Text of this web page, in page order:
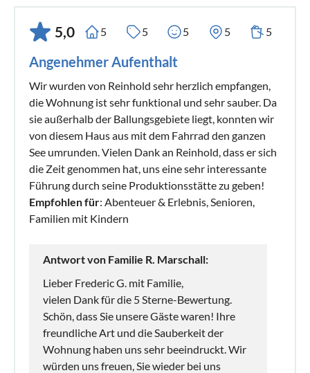
5,0 5 5 5 5 5
Angenehmer Aufenthalt
Wir wurden von Reinhold sehr herzlich empfangen,
die Wohnung ist sehr funktional und sehr sauber. Da
sie außerhalb der Ballungsgebiete liegt, konnten wir
von diesem Haus aus mit dem Fahrrad den ganzen
See umrunden. Vielen Dank an Reinhold, dass er sich
die Zeit genommen hat, uns eine sehr interessante
Führung durch seine Produktionsstätte zu geben!
Empfohlen für: Abenteuer & Erlebnis, Senioren,
Familien mit Kindern
Antwort von Familie R. Marschall:
Lieber Frederic G. mit Familie,
vielen Dank für die 5 Sterne-Bewertung.
Schön, dass Sie unsere Gäste waren! Ihre
freundliche Art und die Sauberkeit der
Wohnung haben uns sehr beeindruckt. Wir
würden uns freuen, Sie wieder bei uns